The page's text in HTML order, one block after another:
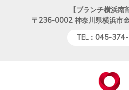
【ブランチ横浜南
〒236-0002 神奈川県横浜
TEL：045-